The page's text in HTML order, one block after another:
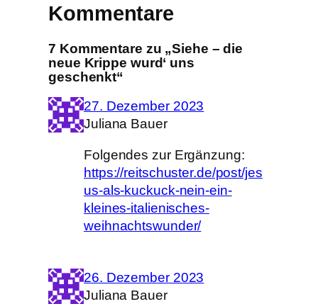
Kommentare
7 Kommentare zu „Siehe – die
neue Krippe wurd‘ uns
geschenkt“
27. Dezember 2023
Juliana Bauer
Folgendes zur Ergänzung:
https://reitschuster.de/post/jes
us-als-kuckuck-nein-ein-
kleines-italienisches-
weihnachtswunder/
26. Dezember 2023
Juliana Bauer